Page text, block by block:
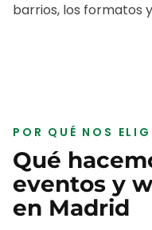
barrios, los formatos
POR QUÉ NOS
Qué
eventos y
en Madrid